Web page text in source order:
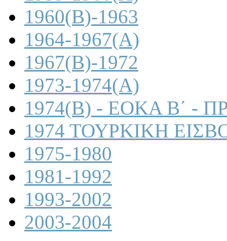
1960(B)-1963
1964-1967(A)
1967(B)-1972
1973-1974(A)
1974(B) - ΕΟΚΑ Β΄ -
1974 ΤΟΥΡΚΙΚΗ
1975-1980
1981-1992
1993-2002
2003-2004